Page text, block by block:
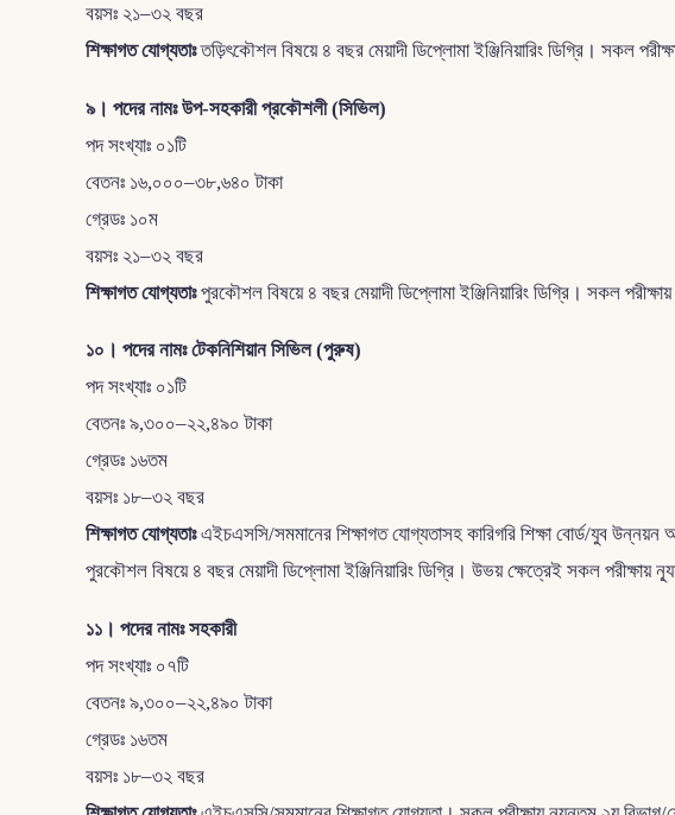
বয়সঃ ২১–৩২ বছর
শিক্ষাগত যোগ্যতাঃতড়িৎকৌশল বিষয়ে ৪ বছর মেয়াদী ডিপ্লোমা ইঞ্জিনিয়ারিং ডিগ্রি। সকল
৯। পদের নামঃ উপ-সহকারী প্রকৌশলী (সিভিল)
পদ সংখ্যাঃ ০১টি
বেতনঃ ১৬,০০০–৩৮,৬৪০ টাকা
গ্রেডঃ ১০ম
বয়সঃ ২১–৩২ বছর
শিক্ষাগত যোগ্যতাঃপুরকৌশল বিষয়ে ৪ বছর মেয়াদী ডিপ্লোমা ইঞ্জিনিয়ারিং ডিগ্রি। সকল
১০। পদের নামঃ টেকনিশিয়ান সিভিল (পুরুষ)
পদ সংখ্যাঃ ০১টি
বেতনঃ ৯,৩০০–২২,৪৯০ টাকা
গ্রেডঃ ১৬তম
বয়সঃ ১৮–৩২ বছর
শিক্ষাগত যোগ্যতাঃএইচএসসি/সমমানের শিক্ষাগত যোগ্যতাসহ কারিগরি শিক্ষা বোর্ড/যুব
পুরকৌশল বিষয়ে ৪ বছর মেয়াদী ডিপ্লোমা ইঞ্জিনিয়ারিং ডিগ্রি। উভয় ক্ষেত্রেই সকল পরীক্ষায়
১১। পদের নামঃ সহকারী
পদ সংখ্যাঃ ০৭টি
বেতনঃ ৯,৩০০–২২,৪৯০ টাকা
গ্রেডঃ ১৬তম
বয়সঃ ১৮–৩২ বছর